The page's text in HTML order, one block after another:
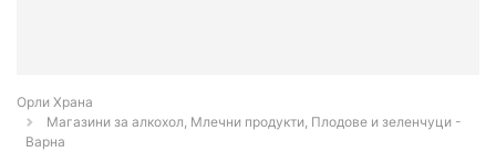
Орли Храна
Магазини за алкохол, Млечни продукти, Плодове и зеленчуци -
Варна